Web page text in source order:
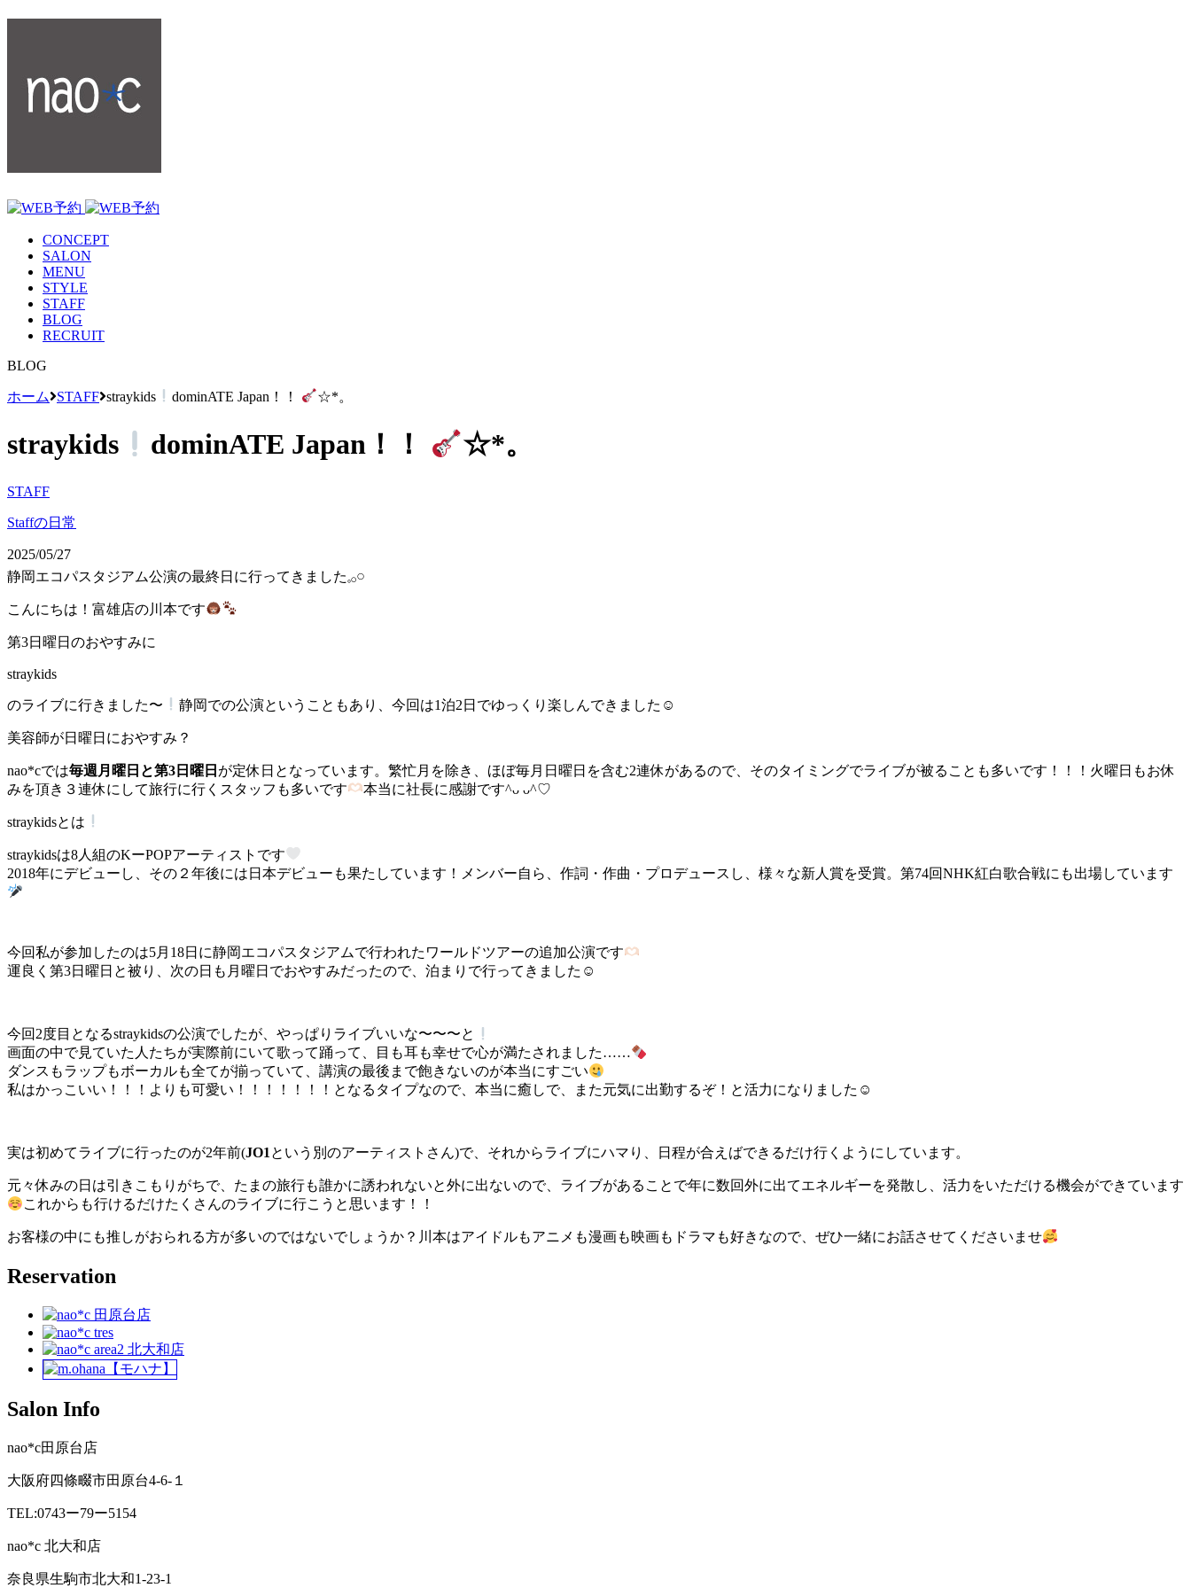
CONCEPT
SALON
MENU
STYLE
STAFF
BLOG
RECRUIT
BLOG
ホーム STAFF straykids dominATE Japan！！ ☆*。
straykids dominATE Japan！！ ☆*。
STAFF
Staffの日常
2025/05/27
静岡エコパスタジアム公演の最終日に行ってきました𓈒𓂂𓏸
こんにちは！富雄店の川本です‪
第3日曜日のおやすみに
straykids
のライブに行きました〜 静岡での公演ということもあり、今回は1泊2日でゆっくり楽しんできました‪☺︎‬
美容師が日曜日におやすみ？
nao*cでは毎週月曜日と第3日曜日 が定休日となっています。繁忙月を除き、ほぼ毎月日曜日を含む2連休があるので、そのタイミングでライブが被ることも多いです！！！火曜日もお休
みを頂き３連休にして旅行に行くスタッフも多いです
本当に社長に感謝です^ᴗ ᴗ^♡
straykidsとは
straykidsは8人組のKーPOPアーティストです
2018年にデビューし、その２年後には日本デビューも果たしています！メンバー自ら、作詞・作曲・プロデュースし、様々な新人賞を受賞。第74回NHK紅白歌合戦にも出場しています
今回私が参加したのは5月18日に静岡エコパスタジアムで行われたワールドツアーの追加公演です
運良く第3日曜日と被り、次の日も月曜日でおやすみだったので、泊まりで行ってきました‪☺︎‬
今回2度目となるstraykidsの公演でしたが、やっぱりライブいいな〜〜〜と
画面の中で見ていた人たちが実際前にいて歌って踊って、目も耳も幸せで心が満たされました……
ダンスもラップもボーカルも全てが揃っていて、講演の最後まで飽きないのが本当にすごい
私はかっこいい！！！よりも可愛い！！！！！！！となるタイプなので、本当に癒しで、また元気に出勤するぞ！と活力になりました‪☺︎‬
実は初めてライブに行ったのが2年前(JO1 という別のアーティストさん)で、それからライブにハマり、日程が合えばできるだけ行くようにしています。
元々休みの日は引きこもりがちで、たまの旅行も誰かに誘われないと外に出ないので、ライブがあることで年に数回外に出てエネルギーを発散し、活力をいただける機会ができています
これからも行けるだけたくさんのライブに行こうと思います！！
お客様の中にも推しがおられる方が多いのではないでしょうか？川本はアイドルもアニメも漫画も映画もドラマも好きなので、ぜひ一緒にお話させてくださいませ
Reservation
Salon Info
nao*c田原台店
大阪府四條畷市田原台4-6-１
TEL:0743ー79ー5154
nao*c 北大和店
奈良県生駒市北大和1-23-1